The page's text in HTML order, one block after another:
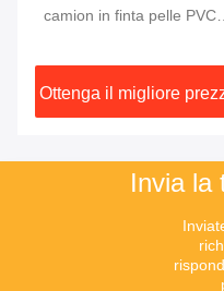
camion in finta pelle PVC,
up 1000DX1000D 20X20
750G
Ottenga il migliore
Invia la